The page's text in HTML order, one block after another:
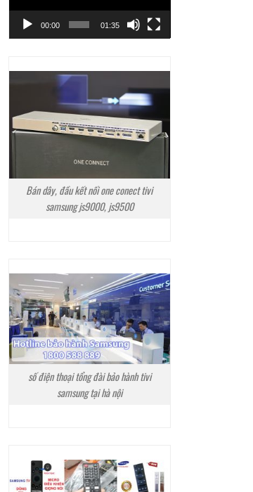
00:00 01:35
Bán dây, đầu kết nối one conect tivi
samsung js9000, js9500
số điện thoại tổng đài bảo hành tivi
samsung tại hà nội